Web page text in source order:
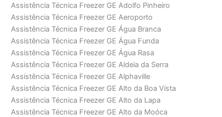
Assistência Técnica Freezer GE Adolfo Pinheiro
Assistência Técnica Freezer GE Aeroporto
Assistência Técnica Freezer GE Água Branca
Assistência Técnica Freezer GE Água Funda
Assistência Técnica Freezer GE Água Rasa
Assistência Técnica Freezer GE Aldeia da Serra
Assistência Técnica Freezer GE Alphaville
Assistência Técnica Freezer GE Alto da Boa Vista
Assistência Técnica Freezer GE Alto da Lapa
Assistência Técnica Freezer GE Alto da Moóca